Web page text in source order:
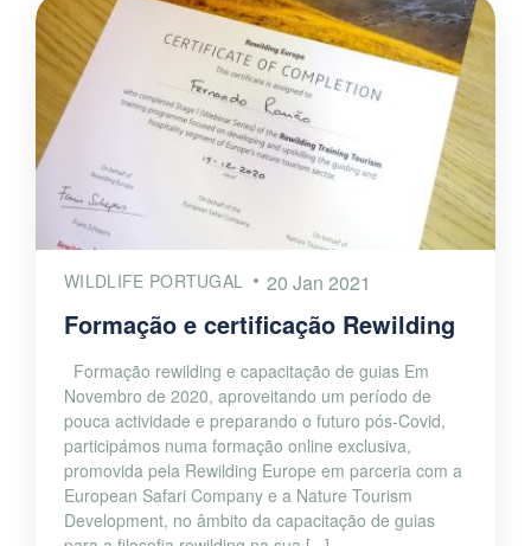
WILDLIFE PORTUGAL 20 Jan 2021
Formação e certificação Rewilding
Formação rewilding e capacitação de guias Em
Novembro de 2020, aproveitando um período de
pouca actividade e preparando o futuro pós-Covid,
participámos numa formação online exclusiva,
promovida pela Rewilding Europe em parceria com a
European Safari Company e a Nature Tourism
Development, no âmbito da capacitação de guias